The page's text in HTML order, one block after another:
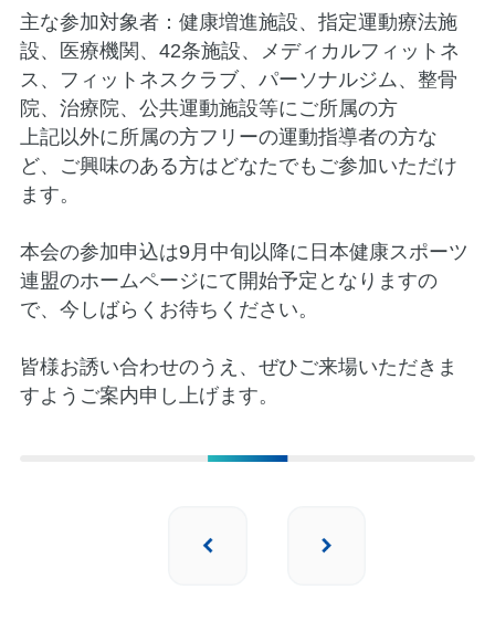
主な参加対象者：健康増進施設、指定運動療法施
設、医療機関、42条施設、メディカルフィットネ
ス、フィットネスクラブ、パーソナルジム、整骨
院、治療院、公共運動施設等にご所属の方
上記以外に所属の方フリーの運動指導者の方な
ど、ご興味のある方はどなたでもご参加いただけ
ます。
本会の参加申込は9月中旬以降に日本健康スポーツ
連盟のホームページにて開始予定となりますの
で、今しばらくお待ちください。
皆様お誘い合わせのうえ、ぜひご来場いただきま
すようご案内申し上げます。